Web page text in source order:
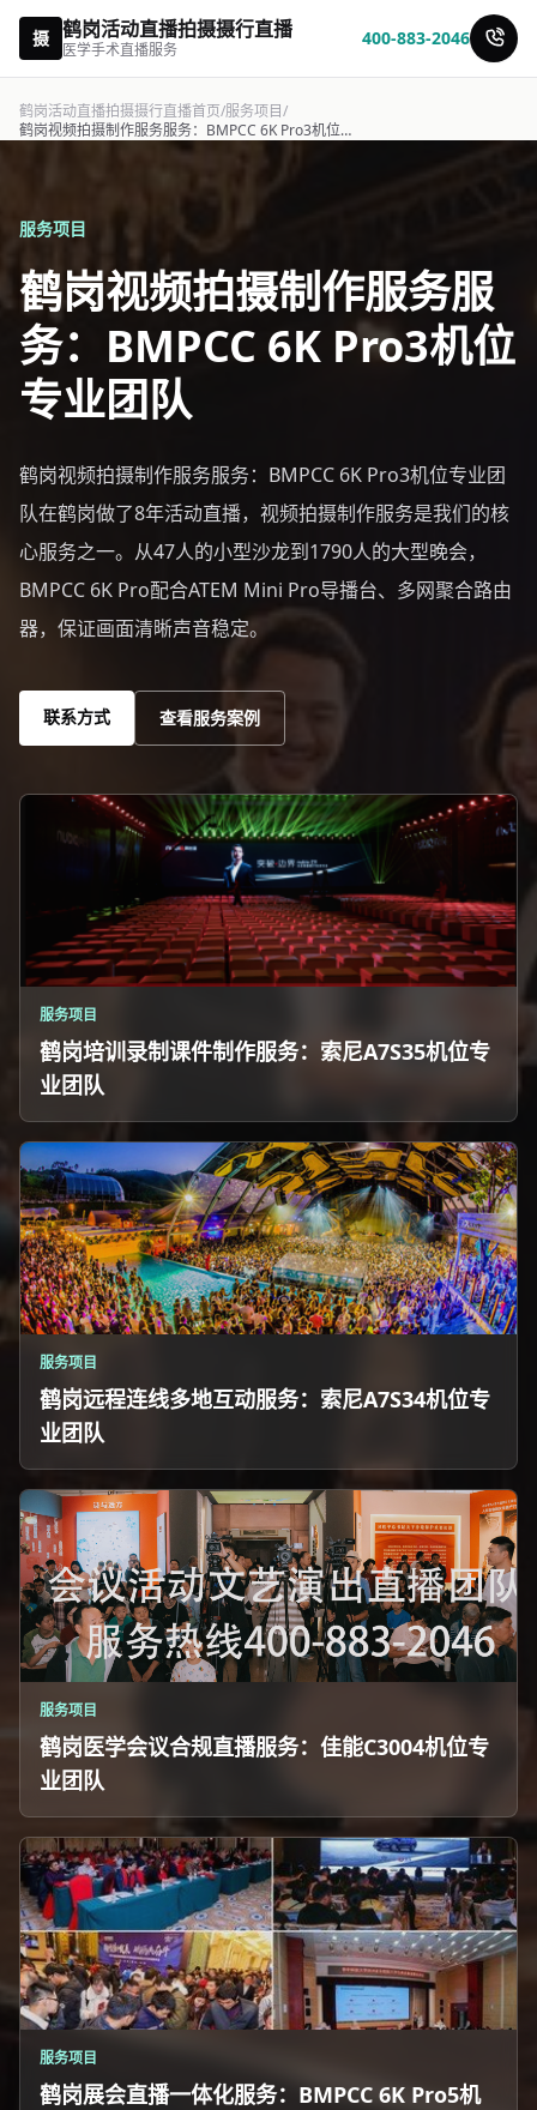
摄 鹤岗活动直播拍摄摄行直播
医学手术直播服务
400-883-2046
鹤岗活动直播拍摄摄行直播首页/服务项目/
鹤岗视频拍摄制作服务服务：BMPCC 6K Pro3机位专业团队-摄行直播
服务项目
鹤岗视频拍摄制作服务服
务：BMPCC 6K Pro3机位
专业团队
鹤岗视频拍摄制作服务服务：BMPCC 6K Pro3机位专业团
队在鹤岗做了8年活动直播，视频拍摄制作服务是我们的核
心服务之一。从47人的小型沙龙到1790人的大型晚会，
BMPCC 6K Pro配合ATEM Mini Pro导播台、多网聚合路由
器，保证画面清晰声音稳定。
联系方式 查看服务案例
服务项目
鹤岗培训录制课件制作服务：索尼A7S35机位专
业团队
服务项目
鹤岗远程连线多地互动服务：索尼A7S34机位专
业团队
服务项目
鹤岗医学会议合规直播服务：佳能C3004机位专
业团队
服务项目
鹤岗展会直播一体化服务：BMPCC 6K Pro5机